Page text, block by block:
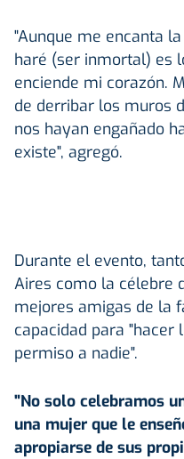
"Aunque me encanta
haré (ser inmortal) es
enciende mi corazón.
de derribar los muros
nos hayan engañado
existe", agregó.
Durante el evento,
Aires como la célebre
mejores amigas de la
capacidad para "hacer
permiso a nadie".
"No solo celebramos
una mujer que le
apropiarse de sus